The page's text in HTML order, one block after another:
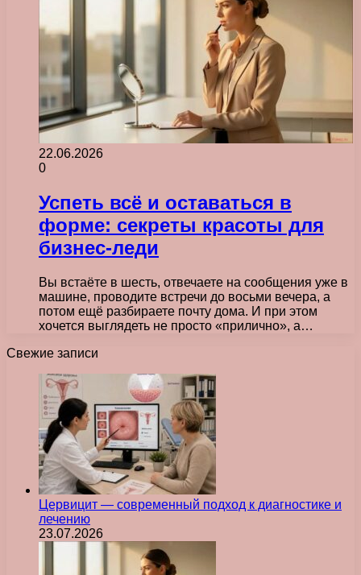
22.06.2026
0
Успеть всё и оставаться в
форме: секреты красоты для
бизнес-леди
Вы встаёте в шесть, отвечаете на сообщения уже в
машине, проводите встречи до восьми вечера, а
потом ещё разбираете почту дома. И при этом
хочется выглядеть не просто «прилично», а…
Свежие записи
Цервицит — современный подход к диагностике и
лечению
23.07.2026